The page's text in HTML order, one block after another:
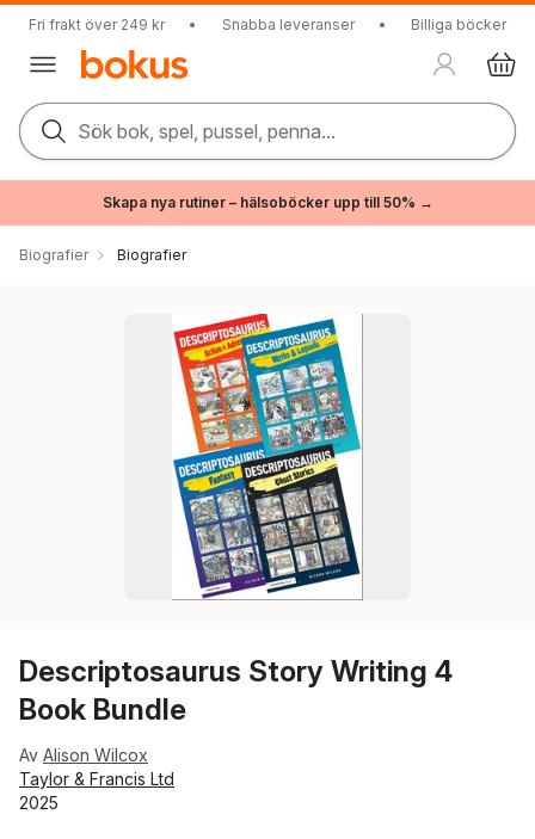
Fri frakt över 249 kr • Snabba leveranser • Billiga böcker
Sök bok, spel, pussel, penna...
Skapa nya rutiner – hälsoböcker upp till 50% →
Biografier Biografier
Descriptosaurus Story Writing 4
Book Bundle
Av Alison Wilcox
Taylor & Francis Ltd
2025